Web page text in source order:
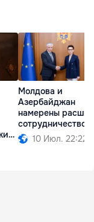
Молдова и
Азербайджан
намерены
сотрудничество
10 Июл. 22:22